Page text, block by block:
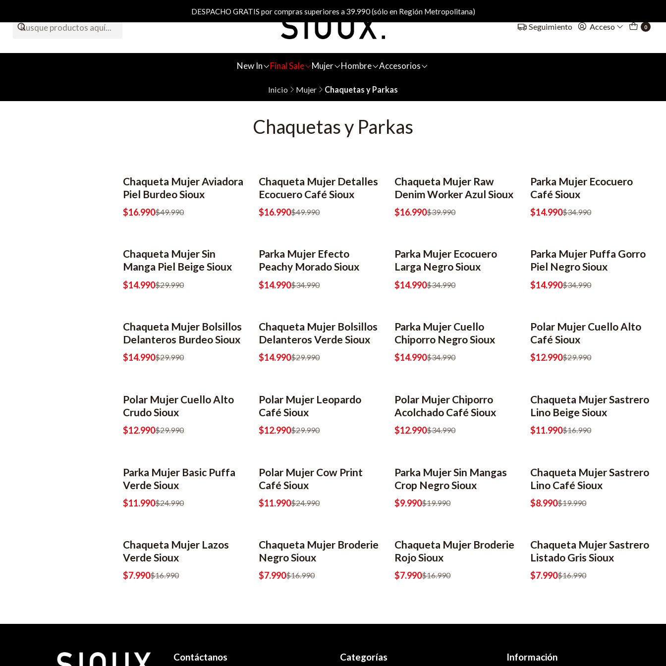
Seguimiento Acceso 0
New In Final Sale Mujer Hombre Accesorios
DESPACHO GRATIS por compras superiores a 39.990 (sólo en Región Metropolitana)
Inicio Mujer Chaquetas y Parkas
Chaquetas y Parkas
-66% OFF
Chaqueta Mujer Aviadora
Piel Burdeo Sioux
$16.990$49.990
-66% OFF
Chaqueta Mujer Detalles
Ecocuero Café Sioux
$16.990$49.990
-58% OFF
Chaqueta Mujer Raw
Denim Worker Azul Sioux
$16.990$39.990
-57% OFF
Parka Mujer Ecocuero
Café Sioux
$14.990$34.990
-50% OFF
Chaqueta Mujer Sin
Manga Piel Beige Sioux
$14.990$29.990
-57% OFF
Parka Mujer Efecto
Peachy Morado Sioux
$14.990$34.990
-57% OFF
Parka Mujer Ecocuero
Larga Negro Sioux
$14.990$34.990
-57% OFF
Parka Mujer Puffa Gorro
Piel Negro Sioux
$14.990$34.990
-50% OFF
Chaqueta Mujer Bolsillos
Delanteros Burdeo Sioux
$14.990$29.990
-50% OFF
Chaqueta Mujer Bolsillos
Delanteros Verde Sioux
$14.990$29.990
-57% OFF
Parka Mujer Cuello
Chiporro Negro Sioux
$14.990$34.990
-57% OFF
Polar Mujer Cuello Alto
Café Sioux
$12.990$29.990
-57% OFF
Polar Mujer Cuello Alto
Crudo Sioux
$12.990$29.990
-57% OFF
Polar Mujer Leopardo
Café Sioux
$12.990$29.990
-63% OFF
Polar Mujer Chiporro
Acolchado Café Sioux
$12.990$34.990
Chaqueta Mujer Sastrero
Lino Beige Sioux
$11.990$16.990
-52% OFF
Parka Mujer Basic Puffa
Verde Sioux
$11.990$24.990
-52% OFF
Polar Mujer Cow Print
Café Sioux
$11.990$24.990
-50% OFF
Parka Mujer Sin Mangas
Crop Negro Sioux
$9.990$19.990
-55% OFF
Chaqueta Mujer Sastrero
Lino Café Sioux
$8.990$19.990
-53% OFF
Chaqueta Mujer Lazos
Verde Sioux
$7.990$16.990
-53% OFF
Chaqueta Mujer Broderie
Negro Sioux
$7.990$16.990
-53% OFF
Chaqueta Mujer Broderie
Rojo Sioux
$7.990$16.990
-53% OFF
Chaqueta Mujer Sastrero
Listado Gris Sioux
$7.990$16.990
Contáctanos Categorías Información